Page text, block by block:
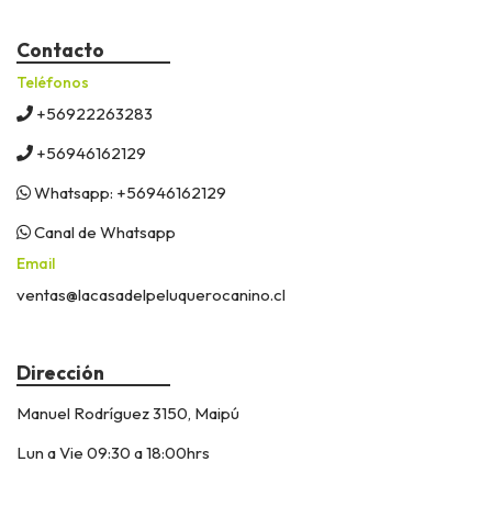
Contacto
Teléfonos
+56922263283
+56946162129
Whatsapp: +56946162129
Canal de Whatsapp
Email
ventas@lacasadelpeluquerocanino.cl
Dirección
Manuel Rodríguez 3150, Maipú
Lun a Vie 09:30 a 18:00hrs